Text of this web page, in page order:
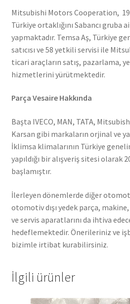
Mitsubishi Motors Cooperation,
Türkiye ortaklığını Sabancı gruba
yapmaktadır. Temsa Aş, Türkiye
satıcısı ve 58 yetkili servisi ile
ticari araçların satış, pazarlama,
hizmetlerini yürütmektedir.
Parça Vesaire Hakkında
Başta IVECO, MAN, TATA,
Karsan gibi markaların orjinal ve
İklimsa klimalarının Türkiye
yapıldığı bir alışveriş sitesi olarak
başlamıştır.
İlerleyen dönemlerde diğer
otomotiv dışı yedek parça,
ve servis aparatlarını da ihtiva
hedeflemektedir. Önerileriniz ve
bizimle irtibat kurabilirsiniz.
İlgili ürünler